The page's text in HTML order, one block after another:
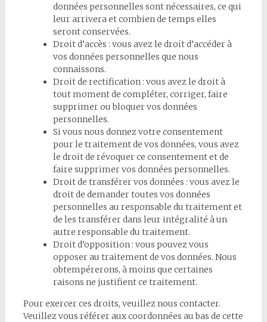
données personnelles sont nécessaires, ce qui
leur arrivera et combien de temps elles
seront conservées.
Droit d’accès : vous avez le droit d’accéder à
vos données personnelles que nous
connaissons.
Droit de rectification : vous avez le droit à
tout moment de compléter, corriger, faire
supprimer ou bloquer vos données
personnelles.
Si vous nous donnez votre consentement
pour le traitement de vos données, vous avez
le droit de révoquer ce consentement et de
faire supprimer vos données personnelles.
Droit de transférer vos données : vous avez le
droit de demander toutes vos données
personnelles au responsable du traitement et
de les transférer dans leur intégralité à un
autre responsable du traitement.
Droit d’opposition : vous pouvez vous
opposer au traitement de vos données. Nous
obtempérerons, à moins que certaines
raisons ne justifient ce traitement.
Pour exercer ces droits, veuillez nous contacter.
Veuillez vous référer aux coordonnées au bas de cette